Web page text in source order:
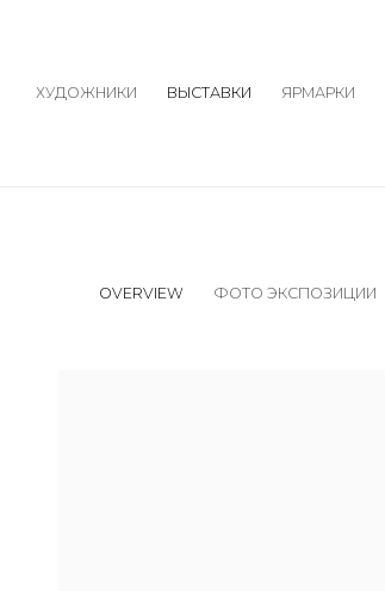
ХУДОЖНИКИ ВЫСТАВКИ ЯРМАРКИ
OVERVIEW ФОТО ЭКСПОЗИЦИИ